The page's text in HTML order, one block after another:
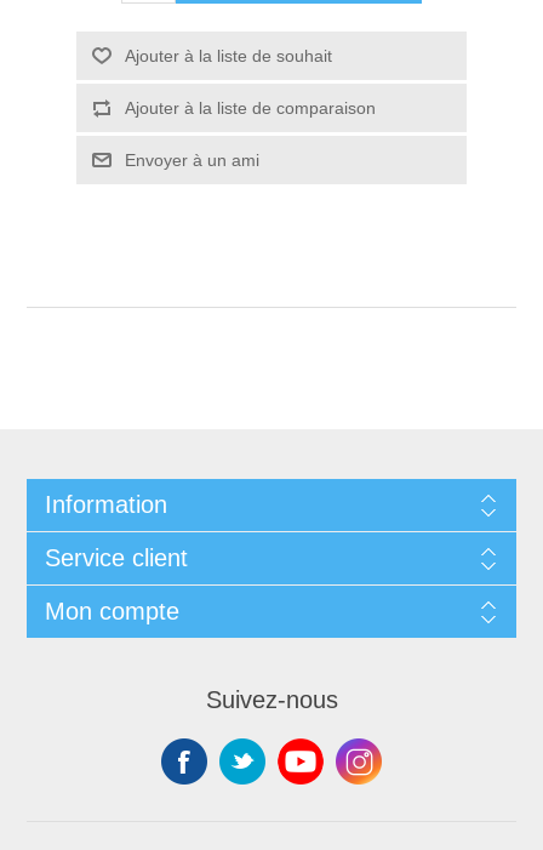
Ajouter à la liste de souhait
Ajouter à la liste de comparaison
Envoyer à un ami
Information
Service client
Mon compte
Suivez-nous